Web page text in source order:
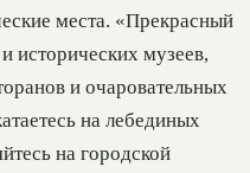
места. «Прекрасный
исторических музеев,
и очаровательных
на лебединых
на городской